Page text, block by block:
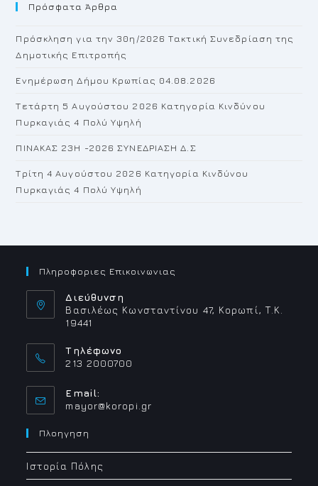
Πρόσφατα Άρθρα
Πρόσκληση για την 30η/2026 Τακτική Συνεδρίαση της
Δημοτικής Επιτροπής
Ενημέρωση Δήμου Κρωπίας 04.08.2026
Τετάρτη 5 Αυγούστου 2026 Κατηγορία Κινδύνου
Πυρκαγιάς 4 Πολύ Υψηλή
ΠΙΝΑΚΑΣ 23H -2026 ΣΥΝΕΔΡΙΑΣΗ Δ.Σ
Τρίτη 4 Αυγούστου 2026 Κατηγορία Κινδύνου
Πυρκαγιάς 4 Πολύ Υψηλή
Πληροφοριες Επικοινωνιας
Διεύθυνση
Βασιλέως Κωνσταντίνου 47, Κορωπί, Τ.Κ.
19441
Τηλέφωνο
213 2000700
Email:
mayor@koropi.grOpens
Πλοηγηση
Ιστορία Πόλης